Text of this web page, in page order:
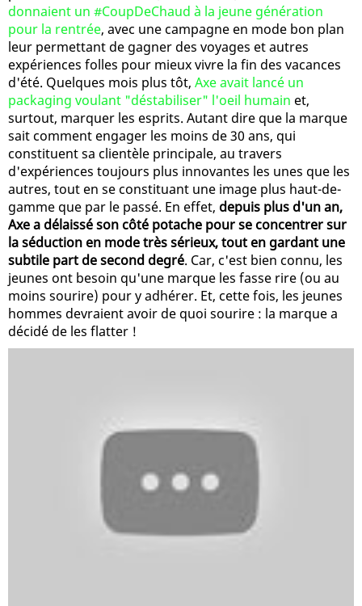
donnaient un #CoupDeChaud à la jeune génération
pour la rentrée, avec une campagne en mode bon plan
leur permettant de gagner des voyages et autres
expériences folles pour mieux vivre la fin des vacances
d'été. Quelques mois plus tôt, Axe avait lancé un
packaging voulant "déstabiliser" l'oeil humain et,
surtout, marquer les esprits. Autant dire que la marque
sait comment engager les moins de 30 ans, qui
constituent sa clientèle principale, au travers
d'expériences toujours plus innovantes les unes que les
autres, tout en se constituant une image plus haut-de-
gamme que par le passé. En effet, depuis plus d'un an,
Axe a délaissé son côté potache pour se concentrer sur
la séduction en mode très sérieux, tout en gardant une
subtile part de second degré. Car, c'est bien connu, les
jeunes ont besoin qu'une marque les fasse rire (ou au
moins sourire) pour y adhérer. Et, cette fois, les jeunes
hommes devraient avoir de quoi sourire : la marque a
décidé de les flatter !